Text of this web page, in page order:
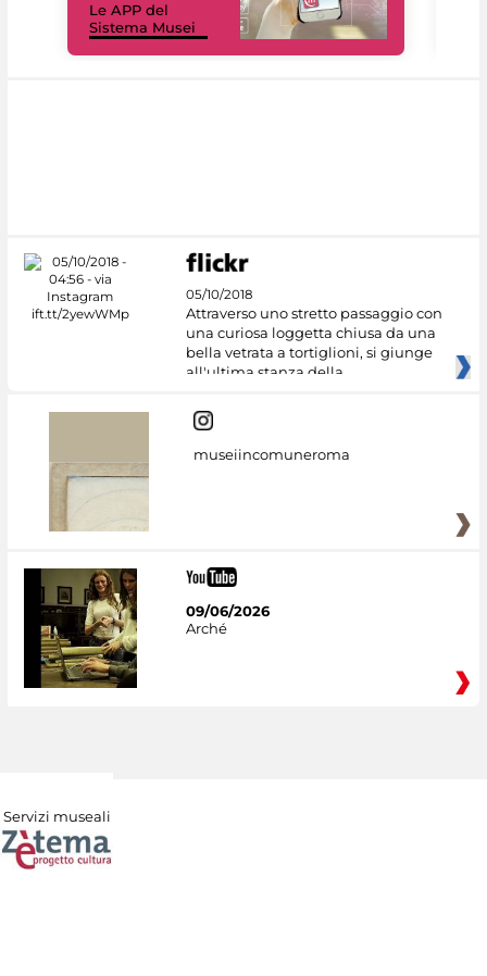
Le APP del
Sistema Musei
05/10/2018
Attraverso uno stretto passaggio con
una curiosa loggetta chiusa da una
bella vetrata a tortiglioni, si giunge
all'ultima stanza della
museiincomuneroma
09/06/2026
Arché
Servizi museali